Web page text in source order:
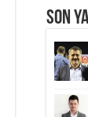
Son